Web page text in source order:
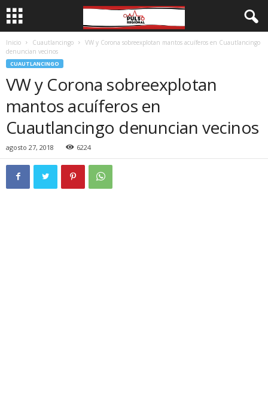
Inicio Cuautlancingo
VW y Corona sobreexplotan mantos acuíferos en Cuautlancingo
denuncian vecinos
CUAUTLANCINGO
VW y Corona sobreexplotan
mantos acuíferos en
Cuautlancingo denuncian vecinos
agosto 27, 2018 6224